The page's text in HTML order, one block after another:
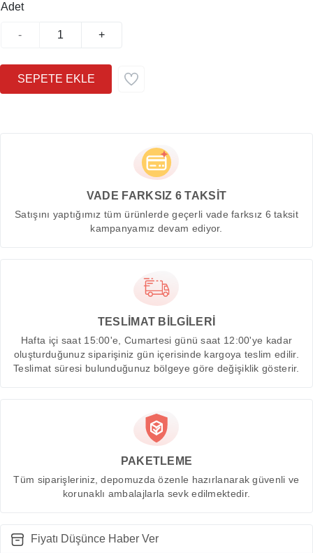
Adet
- +
VADE FARKSIZ 6 TAKSİT
Satışını yaptığımız tüm ürünlerde geçerli vade farksız 6 taksit
kampanyamız devam ediyor.
TESLİMAT BİLGİLERİ
Hafta içi saat 15:00'e, Cumartesi günü saat 12:00'ye kadar
oluşturduğunuz siparişiniz gün içerisinde kargoya teslim edilir.
Teslimat süresi bulunduğunuz bölgeye göre değişiklik gösterir.
PAKETLEME
Tüm siparişleriniz, depomuzda özenle hazırlanarak güvenli ve
korunaklı ambalajlarla sevk edilmektedir.
Fiyatı Düşünce Haber Ver